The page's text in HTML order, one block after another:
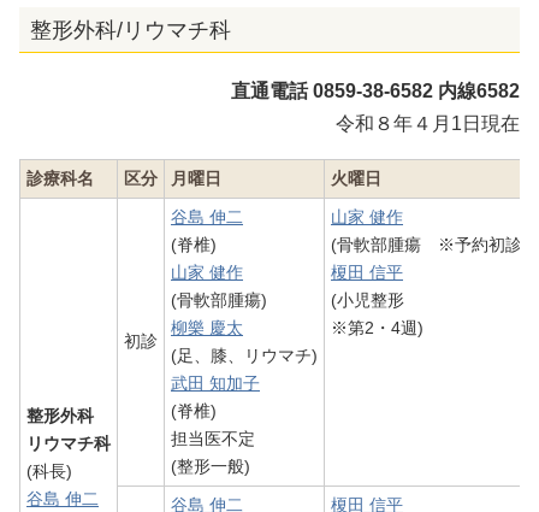
整形外科/リウマチ科
直通電話 0859-38-6582 内線6582
令和８年４月1日現在
診療科名 区分 月曜日 火曜日
整形外科
リウマチ科
(科長)
谷島 伸二
初診
谷島 伸二
(脊椎)
山家 健作
(骨軟部腫瘍)
柳樂 慶太
(足、膝、リウマチ)
武田 知加子
(脊椎)
担当医不定
(整形一般)
山家 健作
(骨軟部腫瘍 ※予約初診
榎田 信平
(小児整形
※第2・4週)
谷島 伸二
榎田 信平